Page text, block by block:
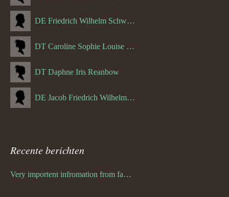
DE Friedrich Wilhelm Schwulst
DT Caroline Sophie Louise Schreuder born Schwulst (13-05-1866)
DT Daphne Iris Reanbow
DE Jacob Friedrich Wilhelm Hurth
Recente berichten
Very importent infromation from family Schwulst